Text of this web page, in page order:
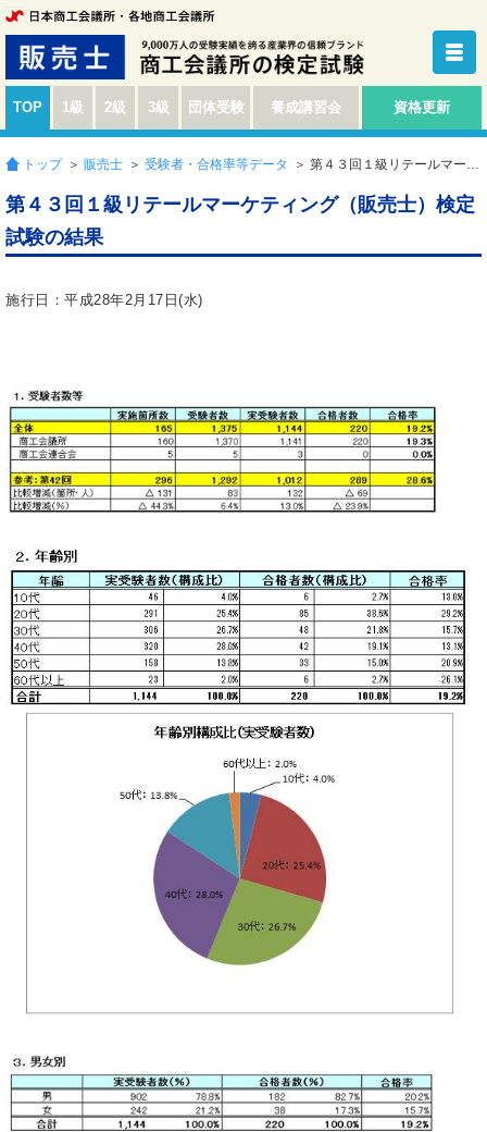
TOP 1級 2級 3級 団体受験 養成講習会 資格更新
トップ ＞ 販売士 ＞ 受験者・合格率等データ ＞ 第４３回１級リテールマーケティング（販売士）検定試験の結果
第４３回１級リテールマーケティング（販売士）検定
試験の結果
施行日：平成28年2月17日(水)